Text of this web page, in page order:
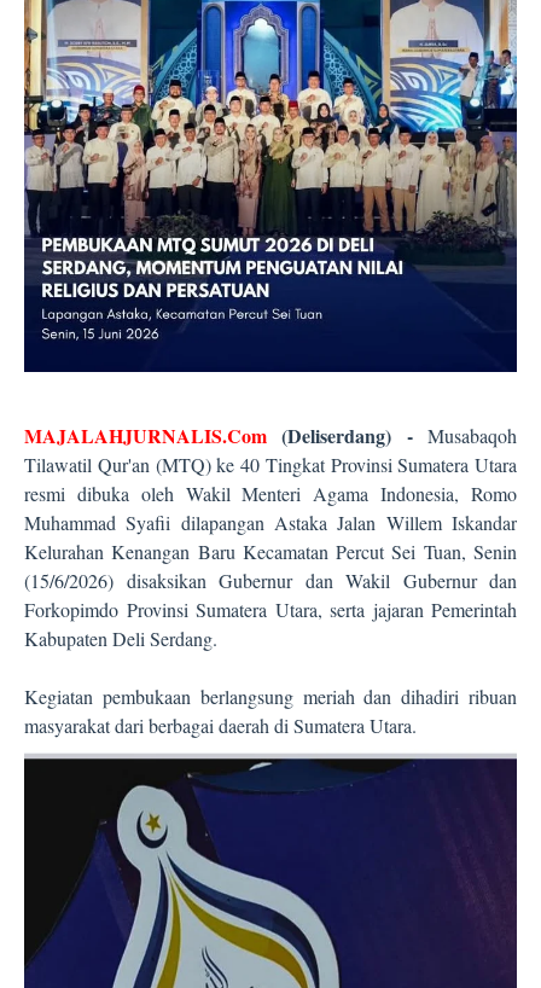
MAJALAHJURNALIS.Com(Deliserdang) -Musabaqoh
Tilawatil Qur'an (MTQ) ke 40 Tingkat Provinsi Sumatera Utara
resmi dibuka oleh Wakil Menteri Agama Indonesia, Romo
Muhammad Syafii dilapangan Astaka Jalan Willem Iskandar
Kelurahan Kenangan Baru Kecamatan Percut Sei Tuan, Senin
(15/6/2026) disaksikan Gubernur dan Wakil Gubernur dan
Forkopimdo Provinsi Sumatera Utara, serta jajaran Pemerintah
Kabupaten Deli Serdang.
Kegiatan pembukaan berlangsung meriah dan dihadiri ribuan
masyarakat dari berbagai daerah di Sumatera Utara.